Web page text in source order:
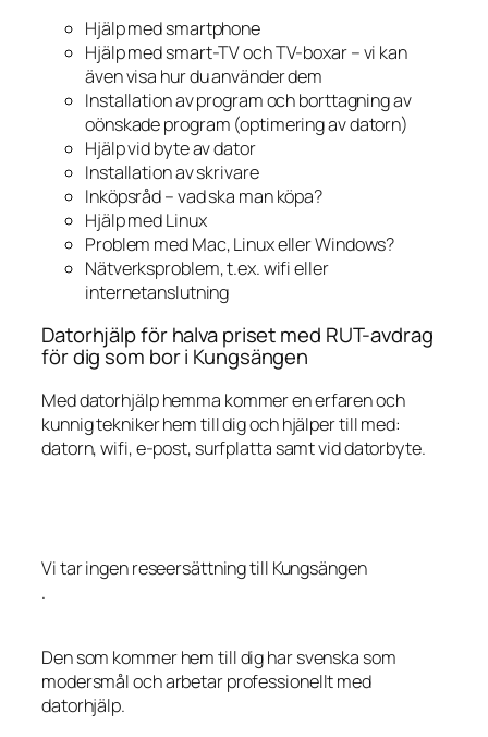
Hjälp med smartphone
Hjälp med smart-TV och TV-boxar – vi kan
även visa hur du använder dem
Installation av program och borttagning av
oönskade program (optimering av datorn)
Hjälp vid byte av dator
Installation av skrivare
Inköpsråd – vad ska man köpa?
Hjälp med Linux
Problem med Mac, Linux eller Windows?
Nätverksproblem, t.ex. wifi eller
internetanslutning
Datorhjälp för halva priset med RUT-avdrag
för dig som bor i Kungsängen
Med datorhjälp hemma kommer en erfaren och
kunnig tekniker hem till dig och hjälper till med:
datorn, wifi, e-post, surfplatta samt vid datorbyte.
Vi tar ingen reseersättning till Kungsängen
.
Den som kommer hem till dig har svenska som
modersmål och arbetar professionellt med
datorhjälp.